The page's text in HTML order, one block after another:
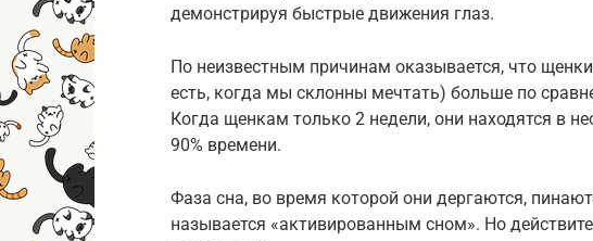
демонстрируя быстрые движения глаз.
По неизвестным причинам оказывается, что
есть, когда мы склонны мечтать) больше по
Когда щенкам только 2 недели, они находятся в
90% времени.
Фаза сна, во время которой они дергаются,
называется «активированным сном». Но